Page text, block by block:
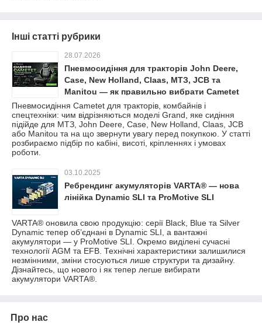
Інші статті рубрики
28.07.2026
Пневмосидіння для тракторів John Deere,
Case, New Holland, Claas, МТЗ, JCB та
Manitou — як правильно вибрати Cametet
Пневмосидіння Cametet для тракторів, комбайнів і
спецтехніки: чим відрізняються моделі Grand, яке сидіння
підійде для МТЗ, John Deere, Case, New Holland, Claas, JCB
або Manitou та на що звернути увагу перед покупкою. У статті
розбираємо підбір по кабіні, висоті, кріпленнях і умовах
роботи.
03.10.2025
Ребрендинг акумуляторів VARTA® — нова
лінійка Dynamic SLI та ProMotive SLI
VARTA® оновила свою продукцію: серії Black, Blue та Silver
Dynamic тепер об’єднані в Dynamic SLI, а вантажні
акумулятори — у ProMotive SLI. Окремо виділені сучасні
технології AGM та EFB. Технічні характеристики залишилися
незмінними, зміни стосуються лише структури та дизайну.
Дізнайтесь, що нового і як тепер легше вибирати
акумулятори VARTA®.
Про нас